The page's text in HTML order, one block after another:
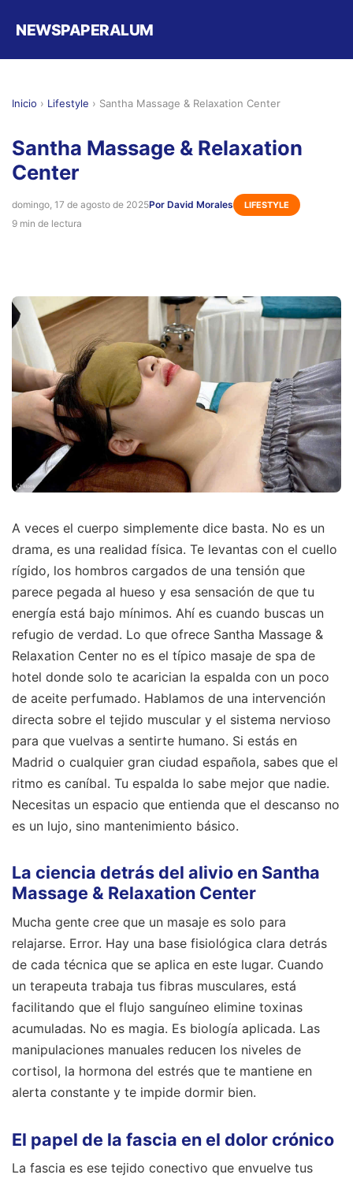
NEWSPAPERALUM
Inicio › Lifestyle › Santha Massage & Relaxation Center
Santha Massage & Relaxation
Center
domingo, 17 de agosto de 2025Por David Morales LIFESTYLE
9 min de lectura
A veces el cuerpo simplemente dice basta. No es un
drama, es una realidad física. Te levantas con el cuello
rígido, los hombros cargados de una tensión que
parece pegada al hueso y esa sensación de que tu
energía está bajo mínimos. Ahí es cuando buscas un
refugio de verdad. Lo que ofrece Santha Massage &
Relaxation Center no es el típico masaje de spa de
hotel donde solo te acarician la espalda con un poco
de aceite perfumado. Hablamos de una intervención
directa sobre el tejido muscular y el sistema nervioso
para que vuelvas a sentirte humano. Si estás en
Madrid o cualquier gran ciudad española, sabes que el
ritmo es caníbal. Tu espalda lo sabe mejor que nadie.
Necesitas un espacio que entienda que el descanso no
es un lujo, sino mantenimiento básico.
La ciencia detrás del alivio en Santha
Massage & Relaxation Center
Mucha gente cree que un masaje es solo para
relajarse. Error. Hay una base fisiológica clara detrás
de cada técnica que se aplica en este lugar. Cuando
un terapeuta trabaja tus fibras musculares, está
facilitando que el flujo sanguíneo elimine toxinas
acumuladas. No es magia. Es biología aplicada. Las
manipulaciones manuales reducen los niveles de
cortisol, la hormona del estrés que te mantiene en
alerta constante y te impide dormir bien.
El papel de la fascia en el dolor crónico
La fascia es ese tejido conectivo que envuelve tus